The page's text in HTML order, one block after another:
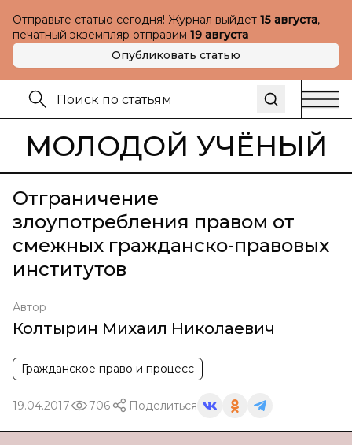
Отправьте статью сегодня! Журнал выйдет 15 августа,
печатный экземпляр отправим 19 августа
Опубликовать статью
МОЛОДОЙ УЧЁНЫЙ
Отграничение
злоупотребления правом от
смежных гражданско-правовых
институтов
Автор
Колтырин Михаил Николаевич
Гражданское право и процесс
19.04.2017 706 Поделиться